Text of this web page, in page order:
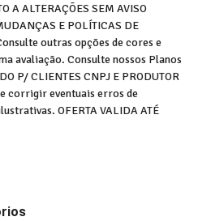
A ALTERAÇÕES SEM AVISO
E POLÍTICAS DE
outras opções de cores e
avaliação. Consulte nossos Planos
P/ CLIENTES CNPJ E PRODUTOR
corrigir eventuais erros de
OFERTA VALIDA ATÉ